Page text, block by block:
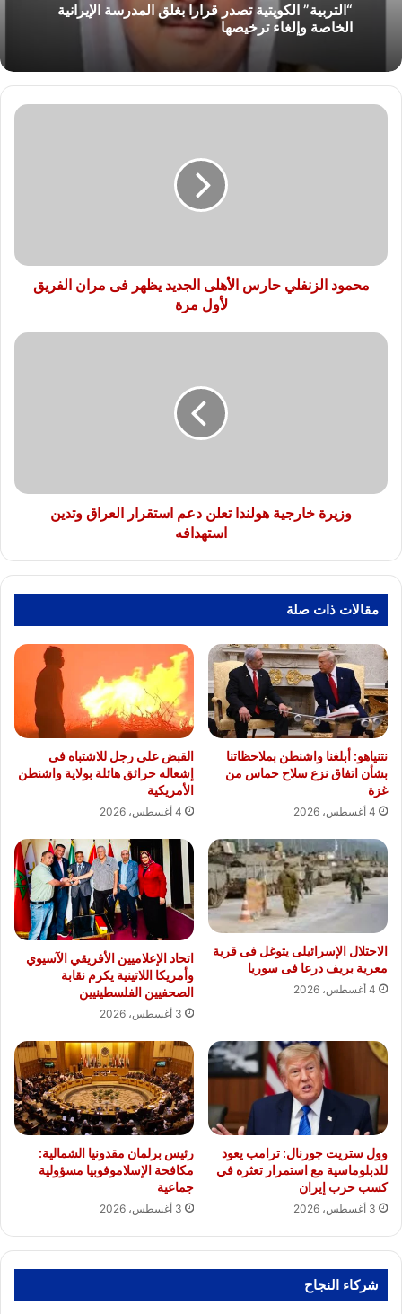
“التربية” الكويتية تصدر قرارا بغلق المدرسة الإيرانية
الخاصة وإلغاء ترخيصها
محمود
الفريق
محمود الزنفلي حارس الأهلى الجديد يظهر فى مران الفريق
لأول مرة
وزيرة
استهدافه
وزيرة خارجية هولندا تعلن دعم استقرار العراق وتدين
استهدافه
مقالات ذات صلة
نتنياهو: أبلغنا واشنطن بملاحظاتنا
بشأن اتفاق نزع سلاح حماس من
غزة
4 أغسطس، 2026
القبض على رجل للاشتباه فى
إشعاله حرائق هائلة بولاية واشنطن
الأمريكية
4 أغسطس، 2026
الاحتلال الإسرائيلى يتوغل فى قرية
معرية بريف درعا فى سوريا
4 أغسطس، 2026
اتحاد الإعلاميين الأفريقي الآسيوي
وأمريكا اللاتينية يكرم نقابة
الصحفيين الفلسطينيين
3 أغسطس، 2026
وول ستريت جورنال: ترامب يعود
للدبلوماسية مع استمرار تعثره في
كسب حرب إيران
3 أغسطس، 2026
رئيس برلمان مقدونيا الشمالية:
مكافحة الإسلاموفوبيا مسؤولية
جماعية
3 أغسطس، 2026
شركاء النجاح